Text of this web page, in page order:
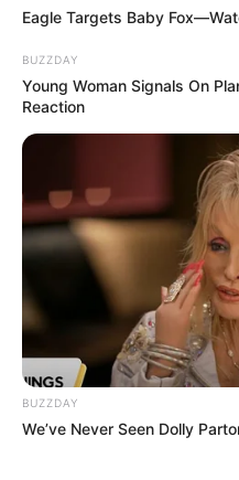
Eagle Targets Baby
BUZZDAY
Young Woman Signals On
Reaction
BUZZDAY
We’ve Never Seen Dolly